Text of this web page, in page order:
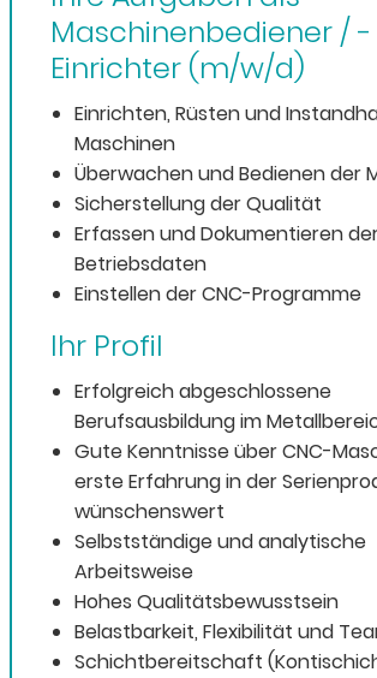
Maschinenbediener / -
Einrichter (m/w/d)
Einrichten, Rüsten und
Maschinen
Überwachen und Bedienen der
Sicherstellung der Qualität
Erfassen und Dokumentieren
Betriebsdaten
Einstellen der CNC-Programme
Ihr Profil
Erfolgreich abgeschlossene
Berufsausbildung im
Gute Kenntnisse über CNC-
erste Erfahrung in der
wünschenswert
Selbstständige und analytische
Arbeitsweise
Hohes Qualitätsbewusstsein
Belastbarkeit, Flexibilität und
Schichtbereitschaft